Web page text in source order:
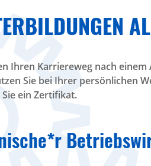
Ihren Karriereweg nach
Sie bei Ihrer persönlichen
ein Zertifikat.